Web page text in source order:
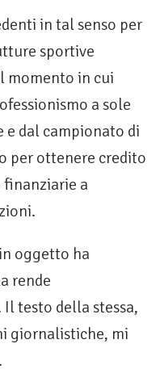
in tal senso per
sportive
momento in cui
a sole
dal campionato di
per ottenere credito
finanziarie a
oggetto ha
rende
testo della stessa,
giornalistiche, mi